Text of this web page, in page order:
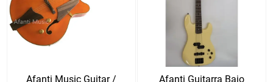
Afanti Music Guitar /
Afanti Guitarra Bajo